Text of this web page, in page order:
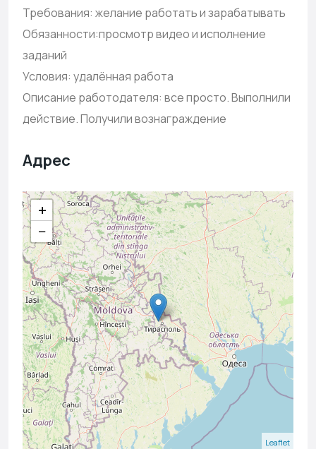
Требования: желание работать и зарабатывать
Обязанности:просмотр видео и исполнение
заданий
Условия: удалённая работа
Описание работодателя: все просто. Выполнили
действие. Получили вознаграждение
Адрес
+
−
Leaflet